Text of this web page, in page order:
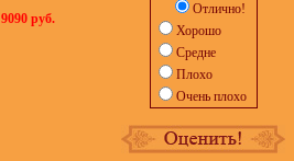
9090 руб.
Отлично!
Хорошо
Средне
Плохо
Очень плохо